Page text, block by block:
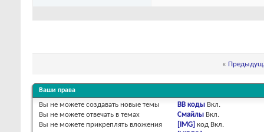
«
Ваши права
Вы не можете создавать новые темы
Вы не можете отвечать в темах
Вы не можете прикреплять вложения
BB коды Вкл.
Смайлы Вкл.
[IMG] код Вкл.